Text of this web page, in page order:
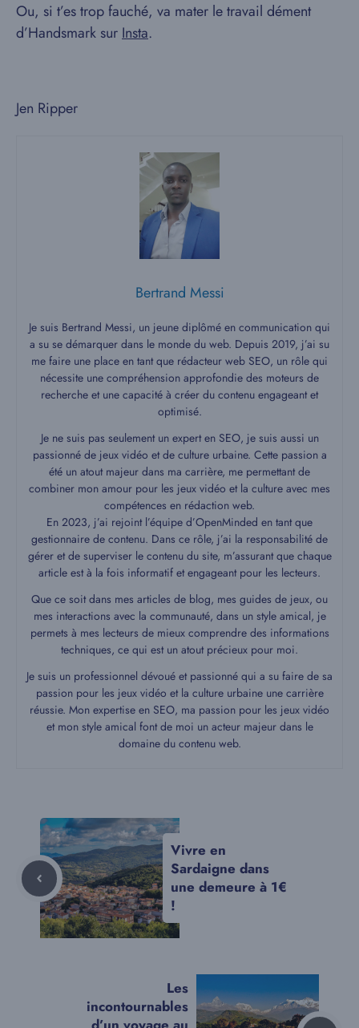
Ou, si t’es trop fauché, va mater le travail dément
d’Handsmark sur Insta.
Jen Ripper
Bertrand Messi
Je suis Bertrand Messi, un jeune diplômé en communication qui
a su se démarquer dans le monde du web. Depuis 2019, j’ai su
me faire une place en tant que rédacteur web SEO, un rôle qui
nécessite une compréhension approfondie des moteurs de
recherche et une capacité à créer du contenu engageant et
optimisé.
Je ne suis pas seulement un expert en SEO, je suis aussi un
passionné de jeux vidéo et de culture urbaine. Cette passion a
été un atout majeur dans ma carrière, me permettant de
combiner mon amour pour les jeux vidéo et la culture avec mes
compétences en rédaction web.
En 2023, j’ai rejoint l’équipe d’OpenMinded en tant que
gestionnaire de contenu. Dans ce rôle, j’ai la responsabilité de
gérer et de superviser le contenu du site, m’assurant que chaque
article est à la fois informatif et engageant pour les lecteurs.
Que ce soit dans mes articles de blog, mes guides de jeux, ou
mes interactions avec la communauté, dans un style amical, je
permets à mes lecteurs de mieux comprendre des informations
techniques, ce qui est un atout précieux pour moi.
Je suis un professionnel dévoué et passionné qui a su faire de sa
passion pour les jeux vidéo et la culture urbaine une carrière
réussie. Mon expertise en SEO, ma passion pour les jeux vidéo
et mon style amical font de moi un acteur majeur dans le
domaine du contenu web.
Vivre en
Sardaigne dans
une demeure à 1€
!
Les
incontournables